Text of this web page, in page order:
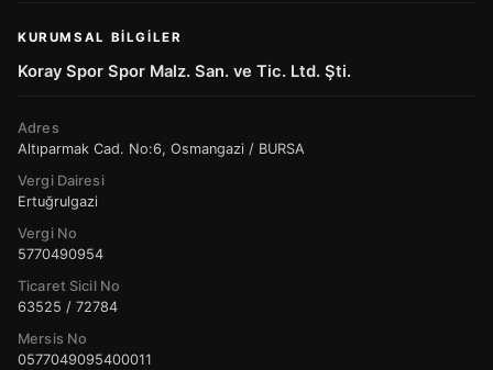
KURUMSAL BILGILER
Koray Spor Spor Malz. San. ve Tic. Ltd. Şti.
Adres
Altıparmak Cad. No:6, Osmangazi / BURSA
Vergi Dairesi
Ertuğrulgazi
Vergi No
5770490954
Ticaret Sicil No
63525 / 72784
Mersis No
0577049095400011